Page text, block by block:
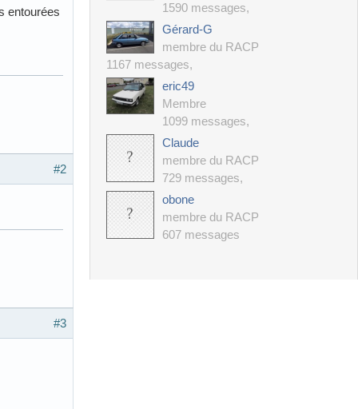
entourées
#2
#3
1590 messages,
Gérard-G
membre du RACP
1167 messages,
eric49
Membre
1099 messages,
Claude
membre du RACP
729 messages,
obone
membre du RACP
607 messages